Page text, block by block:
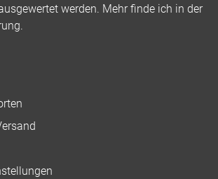
werden. Mehr finde ich in der
.